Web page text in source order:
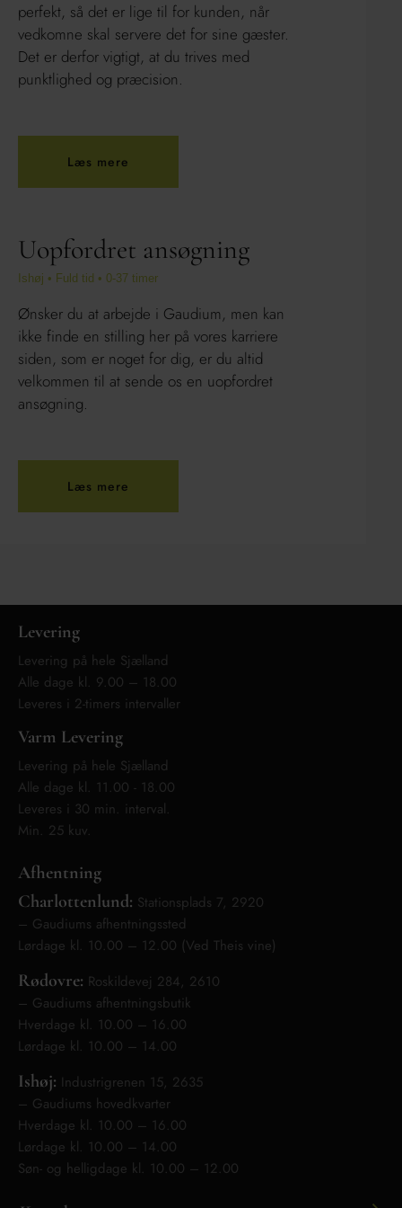
perfekt, så det er lige til for kunden, når
vedkomne skal servere det for sine gæster.
Det er derfor vigtigt, at du trives med
punktlighed og præcision.
Læs mere
Uopfordret ansøgning
Ishøj • Fuld tid • 0-37 timer
Ønsker du at arbejde i Gaudium, men kan
ikke finde en stilling her på vores karriere
siden, som er noget for dig, er du altid
velkommen til at sende os en uopfordret
ansøgning.
Læs mere
Levering
Levering på hele Sjælland
Alle dage kl. 9.00 – 18.00
Leveres i 2-timers intervaller
Varm Levering
Levering på hele Sjælland
Alle dage kl. 11.00 - 18.00
Leveres i 30 min. interval.
Min. 25 kuv.
Afhentning
Charlottenlund: Stationsplads 7, 2920
– Gaudiums afhentningssted
Lørdage kl. 10.00 – 12.00 (Ved Theis vine)
Rødovre: Roskildevej 284, 2610
– Gaudiums afhentningsbutik
Hverdage kl. 10.00 – 16.00
Lørdage kl. 10.00 – 14.00
Ishøj: Industrigrenen 15, 2635
– Gaudiums hovedkvarter
Hverdage kl. 10.00 – 16.00
Lørdage kl. 10.00 – 14.00
Søn- og helligdage kl. 10.00 – 12.00